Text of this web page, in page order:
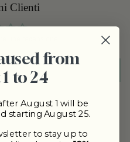
Clienti
from
to 24
August 1 will be
starting August 25.
to stay up to